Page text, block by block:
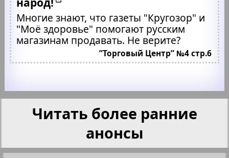
Многие знают, что газеты "Кругозор" и
"Моё здоровье" помогают русским
магазинам продавать. Не верите?
”Торговый Центр” №4 стр.6
Читать более ранние
анонсы